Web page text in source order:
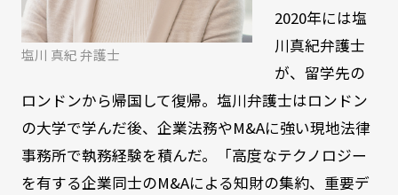
塩川 真紀 弁護士
2020年には塩
川真紀弁護士
が、留学先の
ロンドンから帰国して復帰。塩川弁護士はロンドン
の大学で学んだ後、企業法務やM&Aに強い現地法律
事務所で執務経験を積んだ。「高度なテクノロジー
を有する企業同士のM&Aによる知財の集約、重要デ